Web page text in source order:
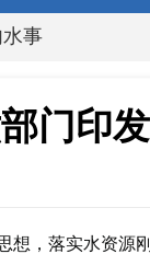
水事
门印
想，落实水资源